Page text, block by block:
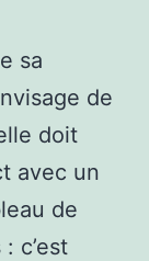
sa
de
doit
avec un
de
c’est